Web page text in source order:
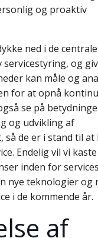
og proaktiv
ned i de
og
kan måle og
for at opnå
se på
og udvikling af
så de er i stand til at
Endelig vil vi
inden for
nye teknologier og
i de kommende år.
af